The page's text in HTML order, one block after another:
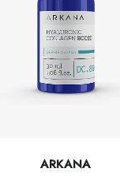
ARKANA